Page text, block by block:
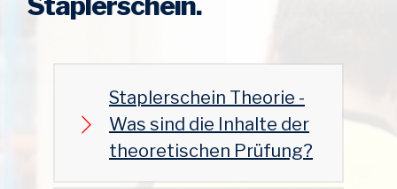
Staplerschein Theorie -
Was sind die Inhalte der
theoretischen Prüfung?